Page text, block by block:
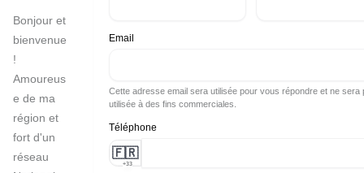
Saint-Molf-
Férel-
Roche-
Bernard-
Marzan-
Assérac-
Arzal
Bonjour et
bienvenue
!
Amoureus
e de ma
région et
fort d'un
réseau
Email
Cette adresse email sera utilisée pour vous répondre et ne sera
utilisée à des fins commerciales.
Téléphone
🇫🇷
+33